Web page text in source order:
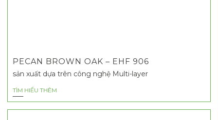
PECAN BROWN OAK – EHF 906
sản xuất dựa trên công nghệ Multi-layer
TÌM HIỂU THÊM